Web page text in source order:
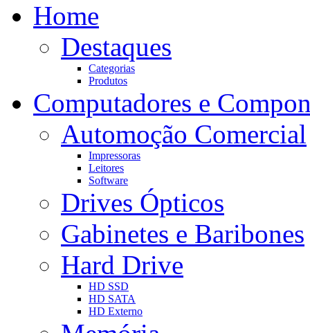
Home
Destaques
Categorias
Produtos
Computadores e
Automoção Comercial
Impressoras
Leitores
Software
Drives Ópticos
Gabinetes e Baribones
Hard Drive
HD SSD
HD SATA
HD Externo